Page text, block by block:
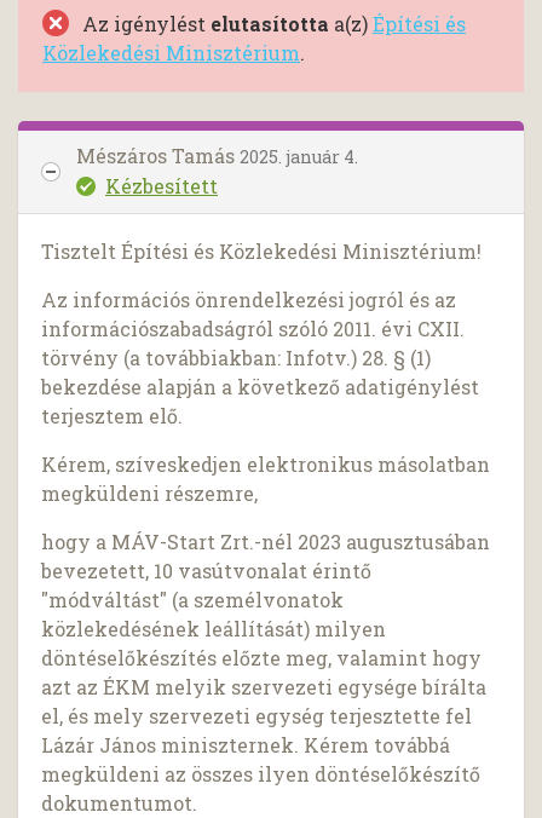
Az igénylést elutasította a(z)Építési és
Közlekedési Minisztérium.
Mészáros Tamás 2025. január 4.
Kézbesített
Tisztelt Építési és Közlekedési Minisztérium!
Az információs önrendelkezési jogról és az
információszabadságról szóló 2011. évi CXII.
törvény (a továbbiakban: Infotv.) 28. § (1)
bekezdése alapján a következő adatigénylést
terjesztem elő.
Kérem, szíveskedjen elektronikus másolatban
megküldeni részemre,
hogy a MÁV-Start Zrt.-nél 2023 augusztusában
bevezetett, 10 vasútvonalat érintő
"módváltást" (a személvonatok
közlekedésének leállítását) milyen
döntéselőkészítés előzte meg, valamint hogy
azt az ÉKM melyik szervezeti egysége bírálta
el, és mely szervezeti egység terjesztette fel
Lázár János miniszternek. Kérem továbbá
megküldeni az összes ilyen döntéselőkészítő
dokumentumot.